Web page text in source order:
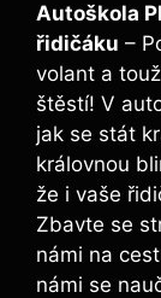
Autoškola
řidičáku –
volant a⁤
štěstí! ​V
jak se stát
královnou
že i vaše
Zbavte se
námi​ na
námi se